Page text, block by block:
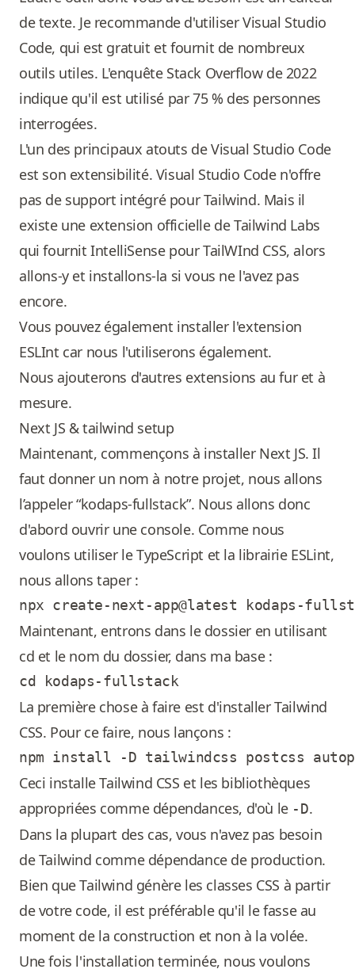
de texte. Je recommande d'utiliser Visual Studio
Code, qui est gratuit et fournit de nombreux
outils utiles. L'enquête Stack Overflow de 2022
indique qu'il est utilisé par 75 % des personnes
interrogées.
L'un des principaux atouts de Visual Studio Code
est son extensibilité. Visual Studio Code n'offre
pas de support intégré pour Tailwind. Mais il
existe une extension officielle de Tailwind Labs
qui fournit IntelliSense pour TailWInd CSS, alors
allons-y et installons-la si vous ne l'avez pas
encore.
Vous pouvez également installer l'extension
ESLInt car nous l'utiliserons également.
Nous ajouterons d'autres extensions au fur et à
mesure.
Next JS & tailwind setup
Maintenant, commençons à installer Next JS. Il
faut donner un nom à notre projet, nous allons
l’appeler “kodaps-fullstack”. Nous allons donc
d'abord ouvrir une console. Comme nous
voulons utiliser le TypeScript et la librairie ESLint,
nous allons taper :
Maintenant, entrons dans le dossier en utilisant
cd et le nom du dossier, dans ma base :
La première chose à faire est d'installer Tailwind
CSS. Pour ce faire, nous lançons :
Ceci installe Tailwind CSS et les bibliothèques
appropriées comme dépendances, d'où le -D.
Dans la plupart des cas, vous n'avez pas besoin
de Tailwind comme dépendance de production.
Bien que Tailwind génère les classes CSS à partir
de votre code, il est préférable qu'il le fasse au
moment de la construction et non à la volée.
Une fois l'installation terminée, nous voulons